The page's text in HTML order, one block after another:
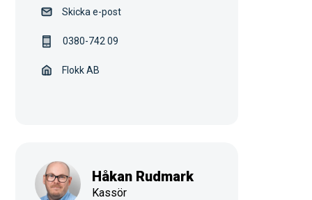
Skicka e-post
0380-742 09
Flokk AB
Håkan Rudmark
Kassör